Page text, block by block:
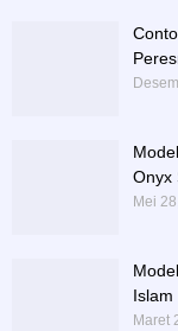
Onyx
Mei
Maret